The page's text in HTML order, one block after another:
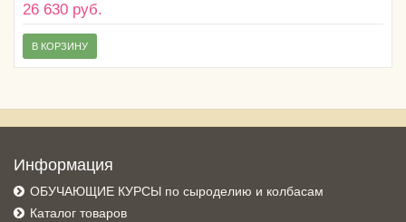
26 630 руб.
В КОРЗИНУ
Информация
ОБУЧАЮЩИЕ КУРСЫ по сыроделию и колбасам
Каталог товаров